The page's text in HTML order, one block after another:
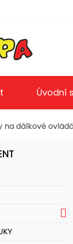
Úvodní
na dálkové
